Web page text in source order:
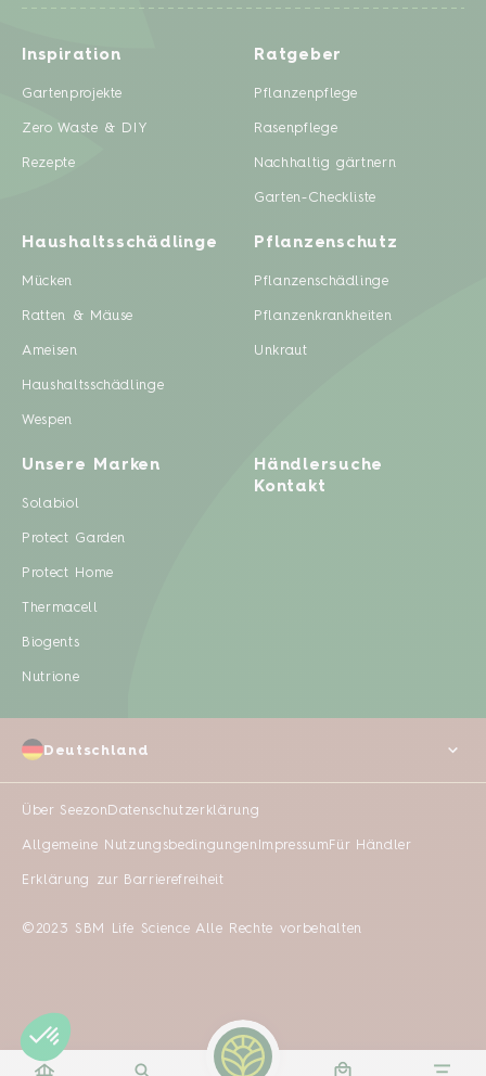
Inspiration
Gartenprojekte
Zero Waste & DIY
Rezepte
Ratgeber
Pflanzenpflege
Rasenpflege
Nachhaltig gärtnern
Garten-Checkliste
Haushaltsschädlinge
Mücken
Ratten & Mäuse
Ameisen
Haushaltsschädlinge
Wespen
Pflanzenschutz
Pflanzenschädlinge
Pflanzenkrankheiten
Unkraut
Unsere Marken
Solabiol
Protect Garden
Protect Home
Thermacell
Biogents
Nutrione
Händlersuche
Kontakt
Über SeezonDatenschutzerklärung
Allgemeine Nutzungsbedingungen ImpressumFür Händler
Erklärung zur Barrierefreiheit
©2023 SBM Life Science Alle Rechte vorbehalten
Deutschland